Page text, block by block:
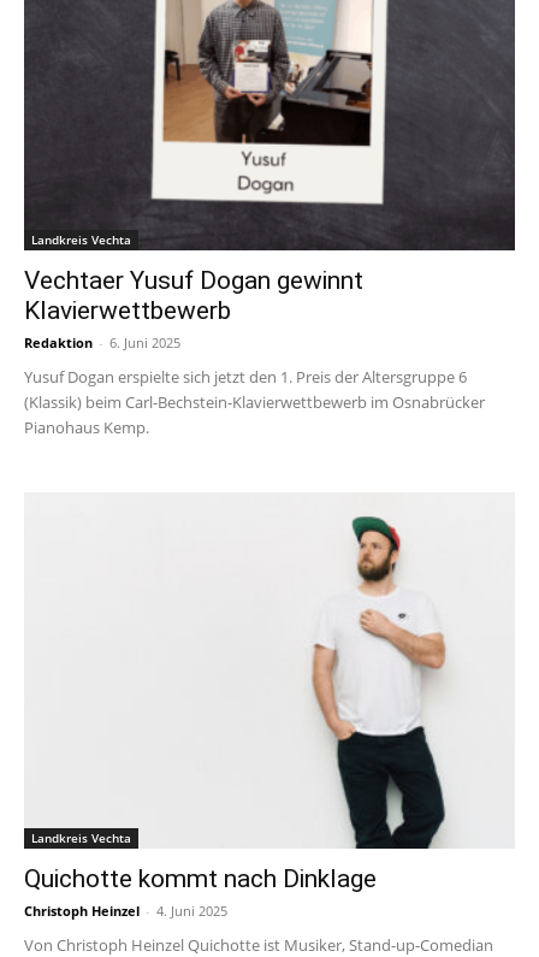
Landkreis Vechta
Vechtaer Yusuf Dogan gewinnt
Klavierwettbewerb
Redaktion - 6. Juni 2025
Yusuf Dogan erspielte sich jetzt den 1. Preis der Altersgruppe 6
(Klassik) beim Carl-Bechstein-Klavierwettbewerb im Osnabrücker
Pianohaus Kemp.
Landkreis Vechta
Quichotte kommt nach Dinklage
Christoph Heinzel - 4. Juni 2025
Von Christoph Heinzel Quichotte ist Musiker, Stand-up-Comedian